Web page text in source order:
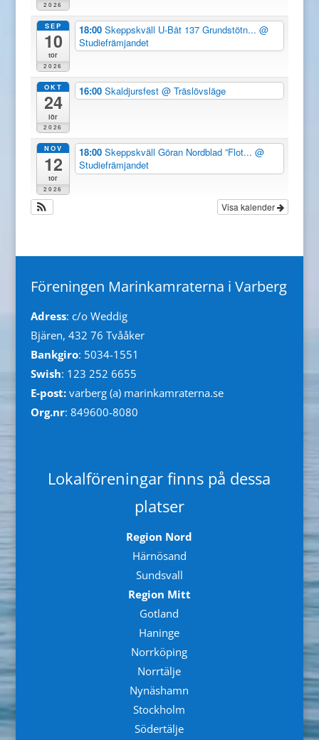
2026
SEP
10
tor
2026
18:00Skeppskväll U-Båt 137 Grundstötn...@
Studiefrämjandet
OKT
24
lör
2026
16:00Skaldjursfest@ Träslövsläge
NOV
12
tor
2026
18:00Skeppskväll Göran Nordblad ”Flot...@
Studiefrämjandet
Visa kalender
Föreningen Marinkamraterna i Varberg
Adress: c/o Weddig
Bjären, 432 76 Tvååker
Bankgiro: 5034-1551
Swish: 123 252 6655
E-post:varberg (a) marinkamraterna.se
Org.nr: 849600-8080
Lokalföreningar finns på dessa
platser
Region Nord
Härnösand
Sundsvall
Region Mitt
Gotland
Haninge
Norrköping
Norrtälje
Nynäshamn
Stockholm
Södertälje